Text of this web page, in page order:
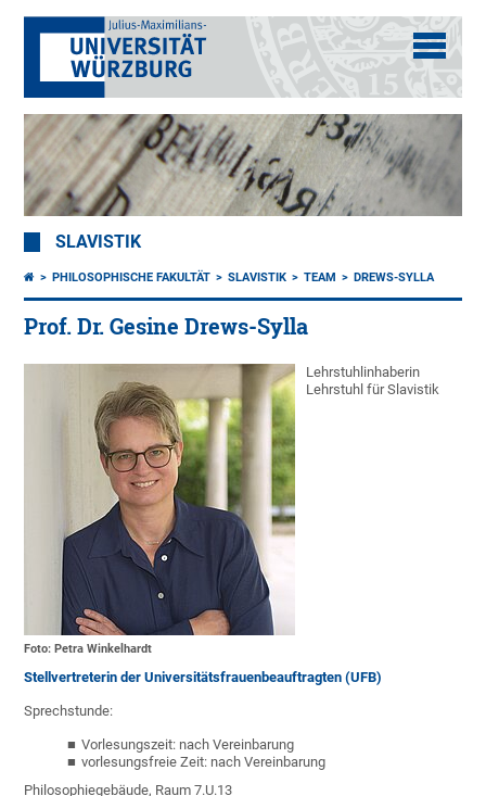
SLAVISTIK
PHILOSOPHISCHE FAKULTÄT SLAVISTIK TEAM DREWS-SYLLA
Prof. Dr. Gesine Drews-Sylla
Foto: Petra Winkelhardt
Lehrstuhlinhaberin
Lehrstuhl für Slavistik
Stellvertreterin der Universitätsfrauenbeauftragten (UFB)
Sprechstunde:
Vorlesungszeit: nach Vereinbarung
vorlesungsfreie Zeit: nach Vereinbarung
Philosophiegebäude, Raum 7.U.13